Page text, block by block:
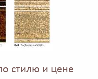
стилю и цене